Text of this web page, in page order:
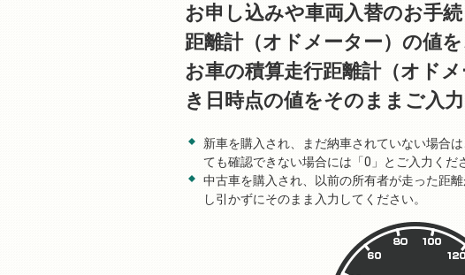
お申し込みや車両入替のお手
距離計（オドメーター）の値
お車の積算走行距離計（オド
き日時点の値をそのままご入力
新車を購入され、まだ納車されていない場合
ても確認できない場合には「0」とご入力くだ
中古車を購入され、以前の所有者が走った距
し引かずにそのまま入力してください。